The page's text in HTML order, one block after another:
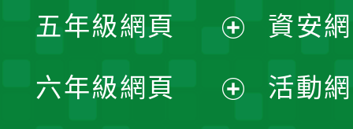
單
選
單
開
選
五年級網頁
開
六年級網頁
資安
活動